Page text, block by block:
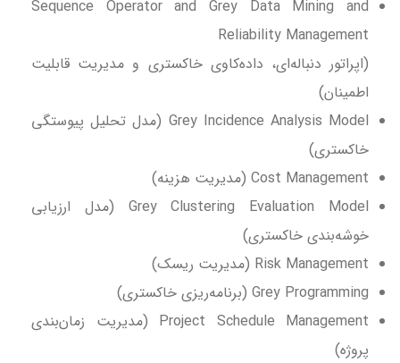
Sequence Operator and Grey Data Mining and
Reliability Management
(اپراتور دنباله‌ای، داده‌کاوی خاکستری و مدیریت قابلیت
اطمینان)
Grey Incidence Analysis Model (مدل تحلیل پیوستگی
خاکستری)
Cost Management (مدیریت هزینه)
Grey Clustering Evaluation Model (مدل ارزیابی
خوشه‌بندی خاکستری)
Risk Management (مدیریت ریسک)
Grey Programming (برنامه‌ریزی خاکستری)
Project Schedule Management (مدیریت زمان‌بندی
پروژه)